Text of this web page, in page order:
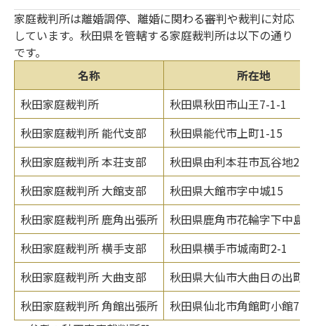
家庭裁判所は離婚調停、離婚に関わる審判や裁判に対応
しています。秋田県を管轄する家庭裁判所は以下の通り
です。
名称
所在地
秋田家庭裁判所
秋田県秋田市山王7-1-1
秋田家庭裁判所 能代支部
秋田県能代市上町1-15
秋田家庭裁判所 本荘支部
秋田県由利本荘市瓦谷地21
秋田家庭裁判所 大館支部
秋田県大館市字中城15
秋田家庭裁判所 鹿角出張所
秋田県鹿角市花輪字下中島
秋田家庭裁判所 横手支部
秋田県横手市城南町2-1
秋田家庭裁判所 大曲支部
秋田県大仙市大曲日の出町
秋田家庭裁判所 角館出張所
秋田県仙北市角館町小館77-